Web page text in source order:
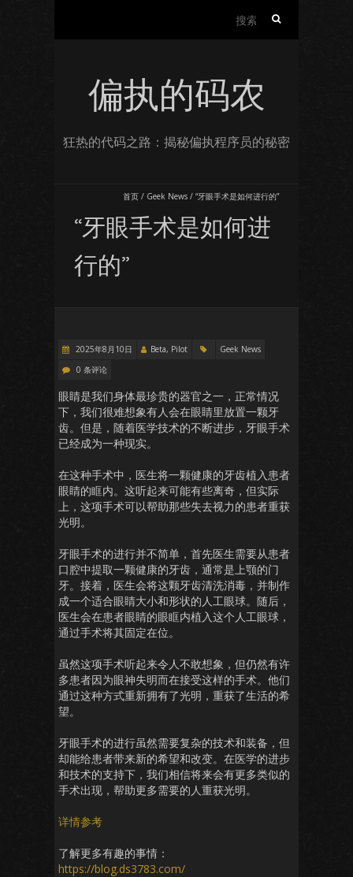
偏执的码农
狂热的代码之路：揭秘偏执程序员的秘密
首页 / Geek News / “牙眼手术是如何进行的”
“牙眼手术是如何进
行的”
2025年8月10日 Beta, Pilot
Geek News
0 条评论
眼睛是我们身体最珍贵的器官之一，正常情况
下，我们很难想象有人会在眼睛里放置一颗牙
齿。但是，随着医学技术的不断进步，牙眼手术
已经成为一种现实。
在这种手术中，医生将一颗健康的牙齿植入患者
眼睛的眶内。这听起来可能有些离奇，但实际
上，这项手术可以帮助那些失去视力的患者重获
光明。
牙眼手术的进行并不简单，首先医生需要从患者
口腔中提取一颗健康的牙齿，通常是上颚的门
牙。接着，医生会将这颗牙齿清洗消毒，并制作
成一个适合眼睛大小和形状的人工眼球。随后，
医生会在患者眼睛的眼眶内植入这个人工眼球，
通过手术将其固定在位。
虽然这项手术听起来令人不敢想象，但仍然有许
多患者因为眼神失明而在接受这样的手术。他们
通过这种方式重新拥有了光明，重获了生活的希
望。
牙眼手术的进行虽然需要复杂的技术和装备，但
却能给患者带来新的希望和改变。在医学的进步
和技术的支持下，我们相信将来会有更多类似的
手术出现，帮助更多需要的人重获光明。
详情参考
了解更多有趣的事情：
https://blog.ds3783.com/